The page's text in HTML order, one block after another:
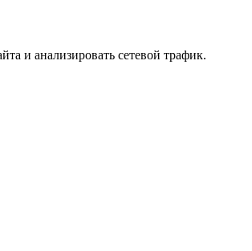
и анализировать сетевой трафик.